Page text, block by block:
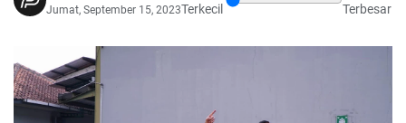
Jumat, September 15, 2023Terkecil
Terbesar